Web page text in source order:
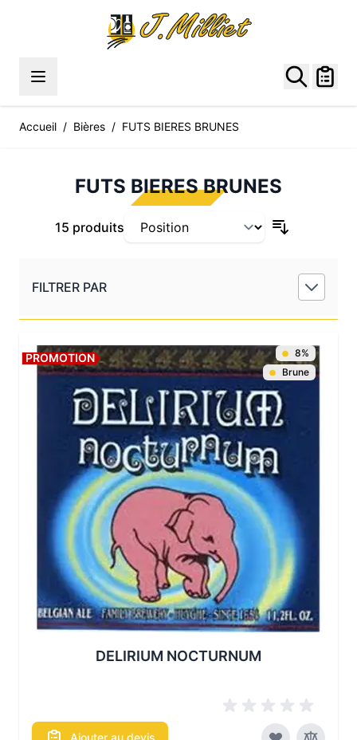
Accueil / Bières / FUTS BIERES BRUNES
FUTS BIERES BRUNES
15 produits
FILTRER PAR
PROMOTION
8%
Brune
Les conditionnements disponibles :
DELIRIUM NOCTURNUM